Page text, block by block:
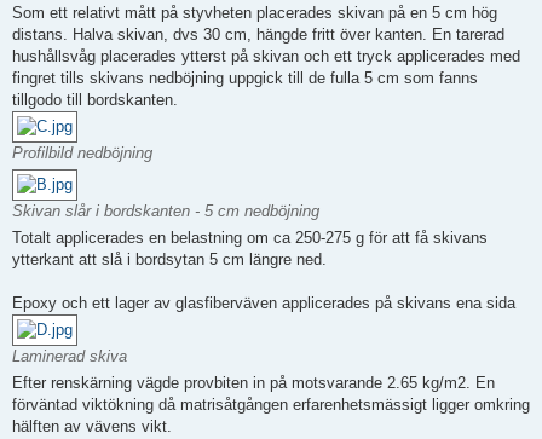
Som ett relativt mått på styvheten placerades skivan på en 5 cm hög
distans. Halva skivan, dvs 30 cm, hängde fritt över kanten. En tarerad
hushållsvåg placerades ytterst på skivan och ett tryck applicerades med
fingret tills skivans nedböjning uppgick till de fulla 5 cm som fanns
tillgodo till bordskanten.
Profilbild nedböjning
Skivan slår i bordskanten - 5 cm nedböjning
Totalt applicerades en belastning om ca 250-275 g för att få skivans
ytterkant att slå i bordsytan 5 cm längre ned.
Epoxy och ett lager av glasfiberväven applicerades på skivans ena sida
Laminerad skiva
Efter renskärning vägde provbiten in på motsvarande 2.65 kg/m2. En
förväntad viktökning då matrisåtgången erfarenhetsmässigt ligger omkring
hälften av vävens vikt.